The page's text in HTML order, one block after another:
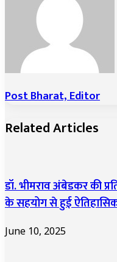
Post Bharat, Editor
Related Articles
डॉ. भीमराव अंबेडकर की
के सहयोग से हुई
June 10, 2025